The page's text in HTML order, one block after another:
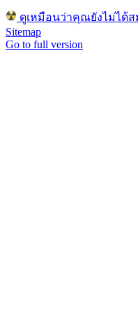
ดูเหมือนว่าคุณยังไม่ได้
Sitemap
Go to full version